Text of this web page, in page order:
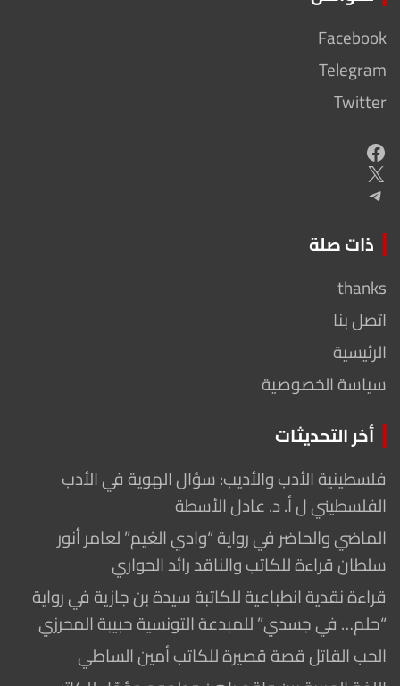
Facebook
Telegram
Twitter
Facebook
X
Telegram
ذات صلة
thanks
اتصل بنا
الرئيسية
سياسة الخصوصية
أخر التحديثات
فلسطينية الأدب والأديب: سؤال الهوية في الأدب
الفلسطيني ل أ. د. عادل الأسطة
الماضي والحاضر في رواية “وادي الغيم” لعامر أنور
سلطان قراءة للكاتب والناقد رائد الحواري
قراءة نقدية انطباعية للكاتبة سيدة بن جازية في رواية
“حلم… في جسدي” للمبدعة التونسية حبيبة المحرزي
الحب القاتل قصة قصيرة للكاتب أمين الساطي